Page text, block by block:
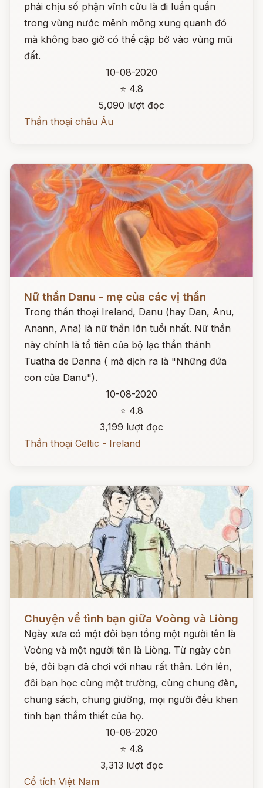
phải chịu số phận vĩnh cửu là đi luẩn quẩn
trong vùng nước mênh mông xung quanh đó
mà không bao giờ có thể cập bờ vào vùng mũi
đất.
10-08-2020
⭐ 4.8
5,090 lượt đọc
Thần thoại châu Âu
Nữ thần Danu - mẹ của các vị thần
Trong thần thoại Ireland, Danu (hay Dan, Anu,
Anann, Ana) là nữ thần lớn tuổi nhất. Nữ thần
này chính là tổ tiên của bộ lạc thần thánh
Tuatha de Danna ( mà dịch ra là "Những đứa
con của Danu").
10-08-2020
⭐ 4.8
3,199 lượt đọc
Thần thoại Celtic - Ireland
Chuyện về tình bạn giữa Voòng và Liòng
Ngày xưa có một đôi bạn tồng một người tên là
Voòng và một người tên là Liòng. Từ ngày còn
bé, đôi bạn đã chơi với nhau rất thân. Lớn lên,
đôi bạn học cùng một trường, cùng chung đèn,
chung sách, chung giường, mọi người đều khen
tình bạn thắm thiết của họ.
10-08-2020
⭐ 4.8
3,313 lượt đọc
Cổ tích Việt Nam